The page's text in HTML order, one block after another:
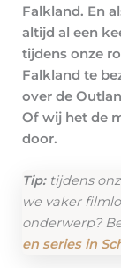
Falkland. En
altijd al een
tijdens onze
Falkland te
over de
Of wij het de
door.
Tip:tijdens
we vaker
onderwerp?
en series in